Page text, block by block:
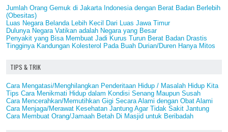
Jumlah Orang Gemuk di Jakarta Indonesia dengan Berat Badan Berlebih
(Obesitas)
Luas Negara Belanda Lebih Kecil Dari Luas Jawa Timur
Dulunya Negara Vatikan adalah Negara yang Besar
Penyakit yang Bisa Membuat Jadi Kurus Turun Berat Badan Drastis
Tingginya Kandungan Kolesterol Pada Buah Durian/Duren Hanya Mitos
TIPS & TRIK
Cara Mengatasi/Menghilangkan Penderitaan Hidup / Masalah Hidup Kita
Tips Cara Menikmati Hidup dalam Kondisi Senang Maupun Susah
Cara Mencerahkan/Memutihkan Gigi Secara Alami dengan Obat Alami
Cara Menjaga/Merawat Kesehatan Jantung Agar Tidak Sakit Jantung
Cara Membuat Orang/Jamaah Betah Di Masjid untuk Beribadah